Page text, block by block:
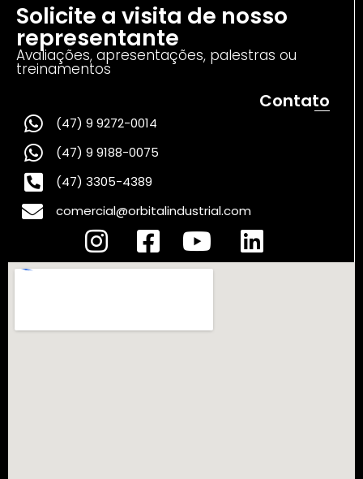
Solicite a visita de nosso
representante
Avaliações, apresentações, palestras ou
treinamentos
Contato
(47) 9 9272-0014
(47) 9 9188-0075
(47) 3305-4389
comercial@orbitalindustrial.com